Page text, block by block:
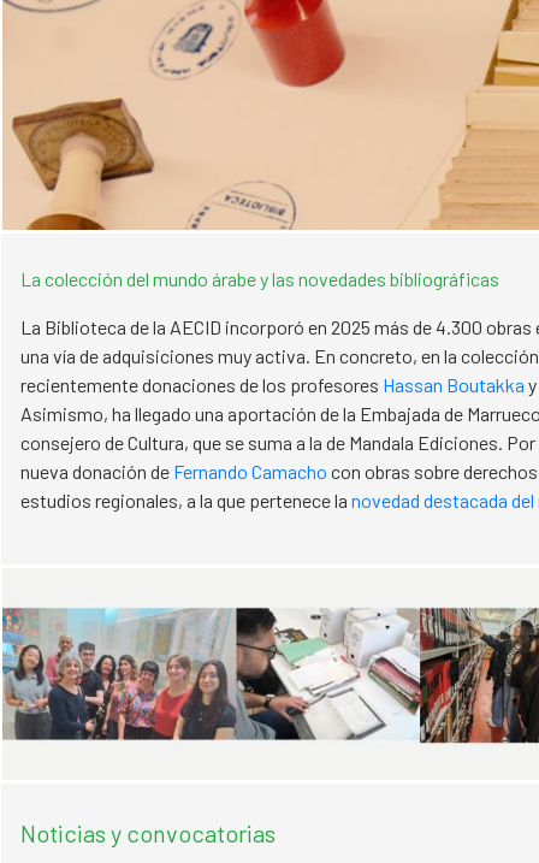
La colección del mundo árabe y las novedades bibliográficas
La Biblioteca de la AECID incorporó en 2025 más de 4.300
una vía de adquisiciones muy activa. En concreto, en la
recientemente donaciones de los profesores Hassan Boutakka
Asimismo, ha llegado una aportación de la Embajada de
consejero de Cultura, que se suma a la de Mandala Ediciones.
nueva donación de Fernando Camacho con obras sobre
estudios regionales, a la que pertenece la novedad destacada del
Noticias y convocatorias